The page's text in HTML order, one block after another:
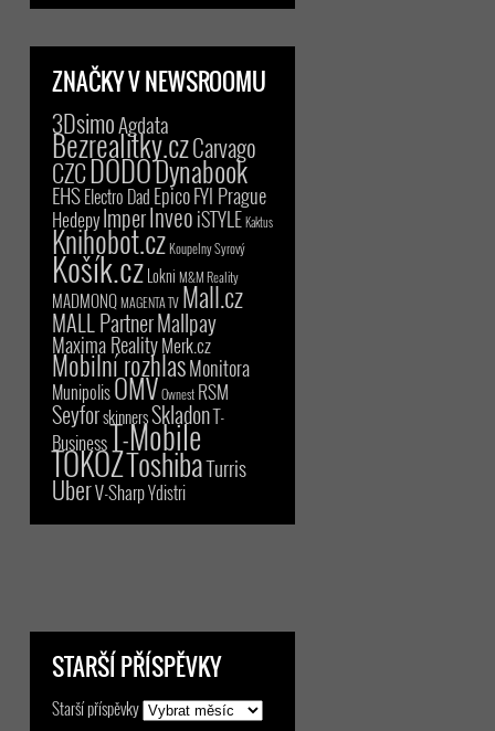
ZNAČKY V NEWSROOMU
3DsimoAgdata
Bezrealitky.czCarvago
CZCDODODynabook
EHSElectro Dad EpicoFYI Prague
HedepyImperInveoiSTYLE Kaktus
Knihobot.czKoupelny Syrový
Košík.czLokni M&M Reality
MADMONQMAGENTA TV Mall.cz
MALL PartnerMallpay
Maxima RealityMerk.cz
Mobilní rozhlasMonitora
MunipolisOMVOwnest RSM
SeyforskinnersSkladonT-
BusinessT-Mobile
TOKOZToshibaTurris
UberV-SharpYdistri
STARŠÍ PŘÍSPĚVKY
Starší příspěvky